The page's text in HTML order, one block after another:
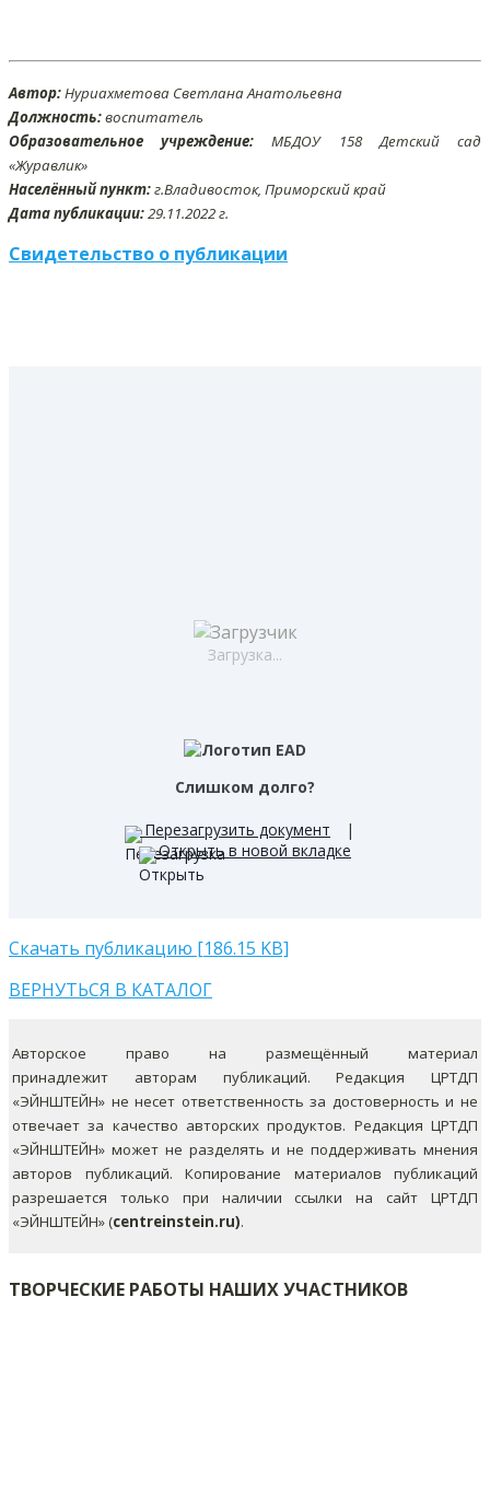
Автор:Нуриахметова Светлана Анатольевна
Должность:воспитатель
Образовательное учреждение:МБДОУ 158 Детский сад
«Журавлик»
Населённый пункт:г.Владивосток, Приморский край
Дата публикации:29.11.2022 г.
Свидетельство о публикации
Загрузка...
Слишком долго?
Перезагрузить документ
|
Открыть в новой вкладке
Скачать публикацию [186.15 KB]
ВЕРНУТЬСЯ В КАТАЛОГ
Авторское право на размещённый материал
принадлежит авторам публикаций. Редакция ЦРТДП
«ЭЙНШТЕЙН» не несет ответственность за достоверность и не
отвечает за качество авторских продуктов. Редакция ЦРТДП
«ЭЙНШТЕЙН» может не разделять и не поддерживать мнения
авторов публикаций. Копирование материалов публикаций
разрешается только при наличии ссылки на сайт ЦРТДП
«ЭЙНШТЕЙН» (centreinstein.ru).
ТВОРЧЕСКИЕ РАБОТЫ НАШИХ УЧАСТНИКОВ